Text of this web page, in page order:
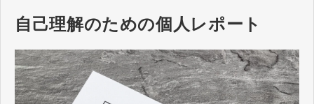
自己理解のための個人レポート